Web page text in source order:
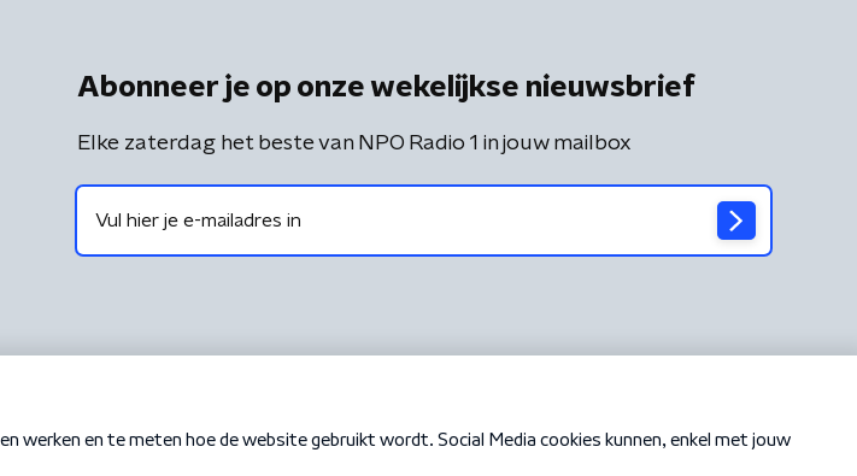
Abonneer je op onze wekelijkse nieuwsbrief
Elke zaterdag het beste van NPO Radio 1 in jouw mailbox